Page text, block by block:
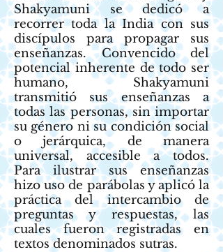
Shakyamuni se dedicó a
recorrer toda la India con sus
discípulos para propagar sus
enseñanzas. Convencido del
potencial inherente de todo ser
humano, Shakyamuni
transmitió sus enseñanzas a
todas las personas, sin importar
su género ni su condición social
o jerárquica, de manera
universal, accesible a todos.
Para ilustrar sus enseñanzas
hizo uso de parábolas y aplicó la
práctica del intercambio de
preguntas y respuestas, las
cuales fueron registradas en
textos denominados sutras.